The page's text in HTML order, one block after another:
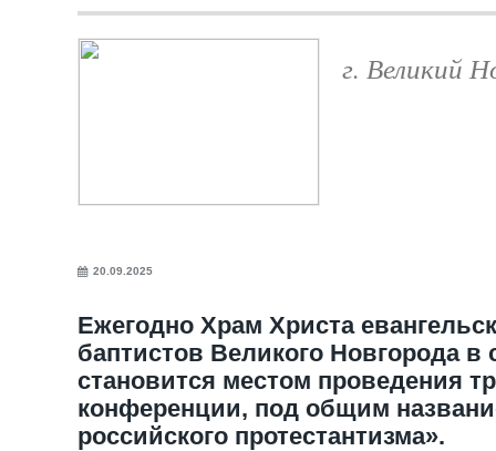
г. Великий
20.09.2025
Ежегодно Храм Христа
баптистов Великого Новгорода в
становится местом проведения
конференции, под общим
российского протестантизма».